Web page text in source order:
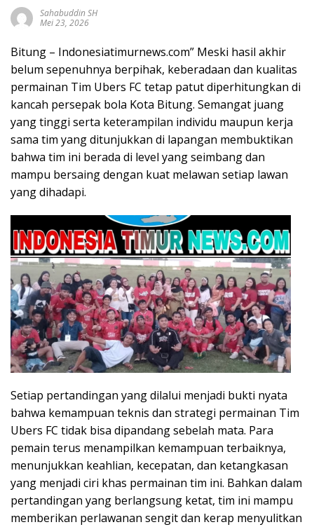
Sahabuddin SH
Mei 23, 2026
Bitung – Indonesiatimurnews.com” Meski hasil akhir
belum sepenuhnya berpihak, keberadaan dan kualitas
permainan Tim Ubers FC tetap patut diperhitungkan di
kancah persepak bola Kota Bitung. Semangat juang
yang tinggi serta keterampilan individu maupun kerja
sama tim yang ditunjukkan di lapangan membuktikan
bahwa tim ini berada di level yang seimbang dan
mampu bersaing dengan kuat melawan setiap lawan
yang dihadapi.
Setiap pertandingan yang dilalui menjadi bukti nyata
bahwa kemampuan teknis dan strategi permainan Tim
Ubers FC tidak bisa dipandang sebelah mata. Para
pemain terus menampilkan kemampuan terbaiknya,
menunjukkan keahlian, kecepatan, dan ketangkasan
yang menjadi ciri khas permainan tim ini. Bahkan dalam
pertandingan yang berlangsung ketat, tim ini mampu
memberikan perlawanan sengit dan kerap menyulitkan